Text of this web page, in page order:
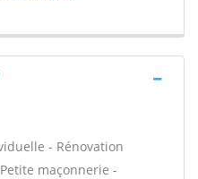
- Rénovation
maçonnerie -